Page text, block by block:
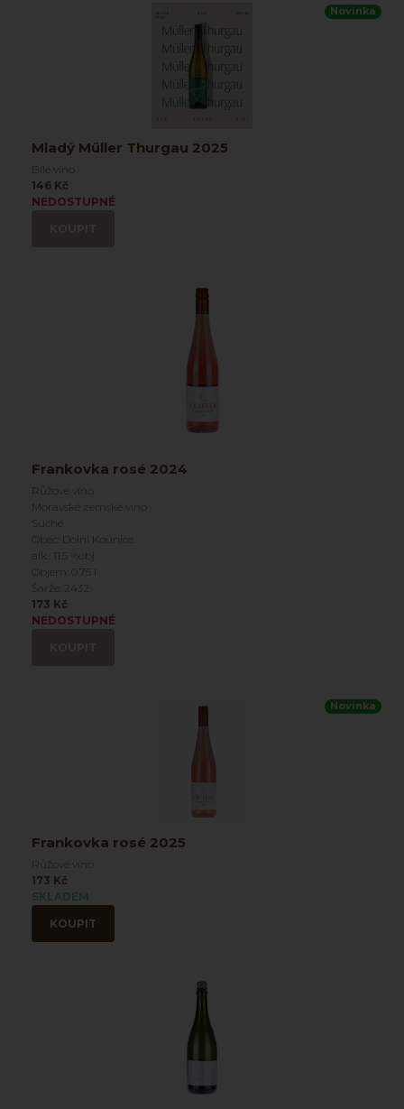
Novinka
Mladý Müller Thurgau 2025
Bílé víno
146 Kč
NEDOSTUPNÉ
Frankovka rosé 2024
Růžové víno
Moravské zemské víno
Suché
Obec: Dolní Kounice
alk.: 11.5 %obj
Objem: 0.75 l
Šarže: 2432
173 Kč
NEDOSTUPNÉ
Novinka
Frankovka rosé 2025
Růžové víno
173 Kč
SKLADEM
KOUPIT